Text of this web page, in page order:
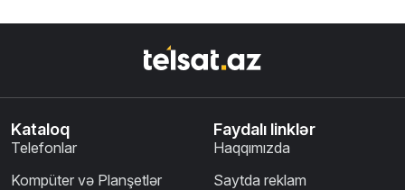
Kataloq
Telefonlar
Kompüter və Planşetlər
Faydalı linklər
Haqqımızda
Saytda reklam